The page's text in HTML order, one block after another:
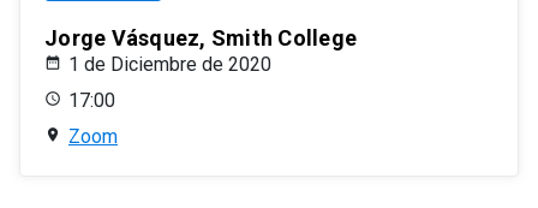
Jorge Vásquez, Smith College
1 de Diciembre de 2020
17:00
Zoom